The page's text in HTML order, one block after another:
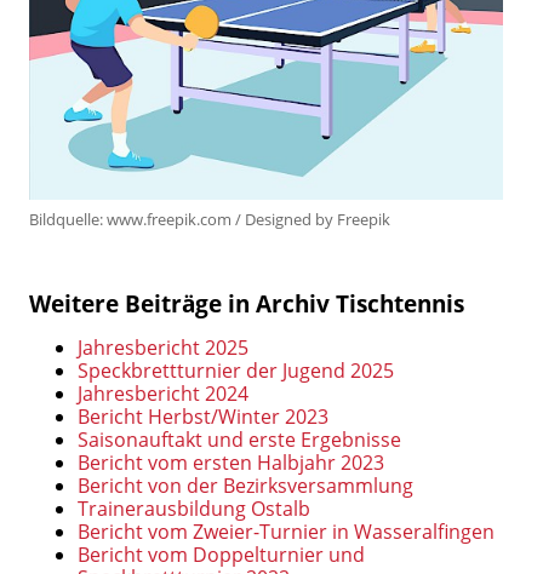
Bildquelle: www.freepik.com / Designed by Freepik
Weitere Beiträge in Archiv Tischtennis
Jahresbericht 2025
Speckbrettturnier der Jugend 2025
Jahresbericht 2024
Bericht Herbst/Winter 2023
Saisonauftakt und erste Ergebnisse
Bericht vom ersten Halbjahr 2023
Bericht von der Bezirksversammlung
Trainerausbildung Ostalb
Bericht vom Zweier-Turnier in Wasseralfingen
Bericht vom Doppelturnier und